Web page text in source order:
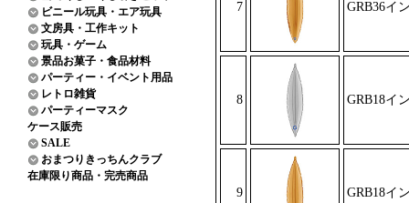
ビニール玩具・エア玩具
文房具・工作キット
玩具・ゲーム
景品お菓子・食品材料
パーティー・イベント用品
レトロ雑貨
パーティーマスク
ケース販売
SALE
おまつりきっちんクラブ
在庫限り商品・完売商品
7 GRB36イ
8 GRB18イ
9 GRB18イ